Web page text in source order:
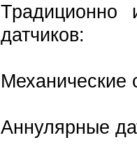
Традиционно
датчиков:
Механические
Аннулярные